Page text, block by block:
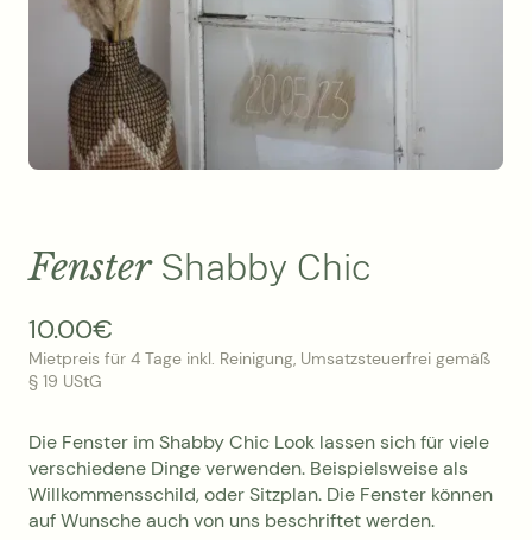
FensterShabby Chic
10.00€
Mietpreis für 4 Tage inkl. Reinigung, Umsatzsteuerfrei gemäß
§ 19 UStG
Die Fenster im Shabby Chic Look lassen sich für viele
verschiedene Dinge verwenden. Beispielsweise als
Willkommensschild, oder Sitzplan. Die Fenster können
auf Wunsche auch von uns beschriftet werden.